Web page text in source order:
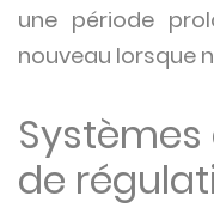
une période
nouveau lorsque
de